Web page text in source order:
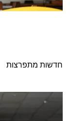
חדשות מתפרצות